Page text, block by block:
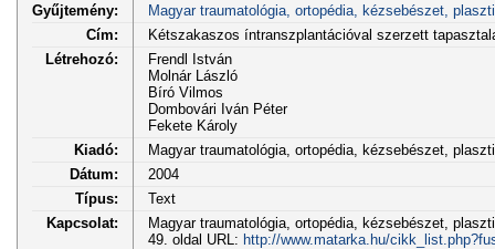
Gyűjtemény:
Magyar traumatológia, ortopédia, kézsebészet,
Cím:
Kétszakaszos íntranszplantációval szerzett
Létrehozó:
Frendl István
Molnár László
Bíró Vilmos
Dombovári Iván Péter
Fekete Károly
Kiadó:
Magyar traumatológia, ortopédia, kézsebészet,
Dátum:
2004
Típus:
Text
Kapcsolat:
Magyar traumatológia, ortopédia, kézsebészet,
49. oldal URL: http://www.matarka.hu/